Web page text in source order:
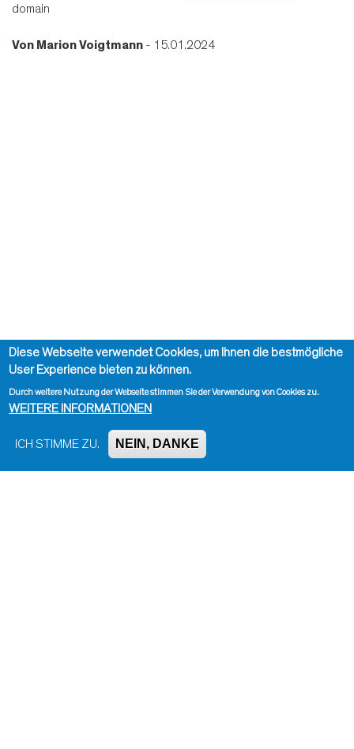
domain
Von Marion Voigtmann - 15.01.2024
Diese Webseite verwendet Cookies, um Ihnen die bestmögliche
User Experience bieten zu können.
Durch weitere Nutzung der Webseite stimmen Sie der Verwendung von Cookies zu.
WEITERE INFORMATIONEN
ICH STIMME ZU. NEIN, DANKE